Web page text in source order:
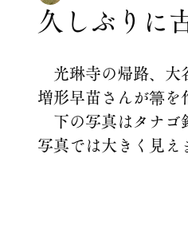
久しぶりに
光琳寺の帰路、大
増形早苗さんが箒を
下の写真はタナゴ
写真では大きく見え